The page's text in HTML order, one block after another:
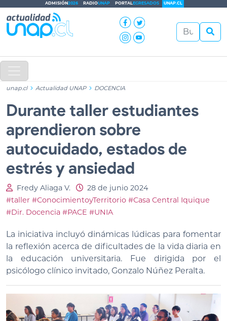
ADMISIÓN2026 RADIOUNAP PORTALEGRESADOS UNAP.CL
unap.cl Actualidad UNAP DOCENCIA
Durante taller estudiantes
aprendieron sobre
autocuidado, estados de
estrés y ansiedad
Fredy Aliaga V.
28 de junio 2024
#taller #ConocimientoyTerritorio #Casa Central Iquique
#Dir. Docencia #PACE #UNIA
La iniciativa incluyó dinámicas lúdicas para fomentar
la reflexión acerca de dificultades de la vida diaria en
la educación universitaria. Fue dirigida por el
psicólogo clínico invitado, Gonzalo Núñez Peralta.